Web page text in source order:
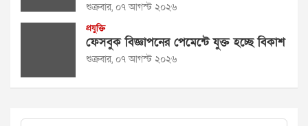
শুক্রবার, ০৭ আগস্ট ২০২৬
প্রযুক্তি
ফেসবুক বিজ্ঞাপনের পেমেন্টে যুক্ত হচ্ছে বিকাশ
শুক্রবার, ০৭ আগস্ট ২০২৬